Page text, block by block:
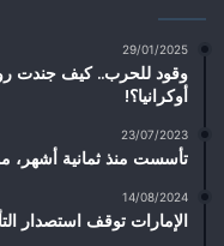
29/01/2025
وقود للحرب.. كيف جندت
أوكرانيا؟!
23/07/2023
تأسست منذ ثمانية أشهر،
14/08/2024
الإمارات توقف استصدار